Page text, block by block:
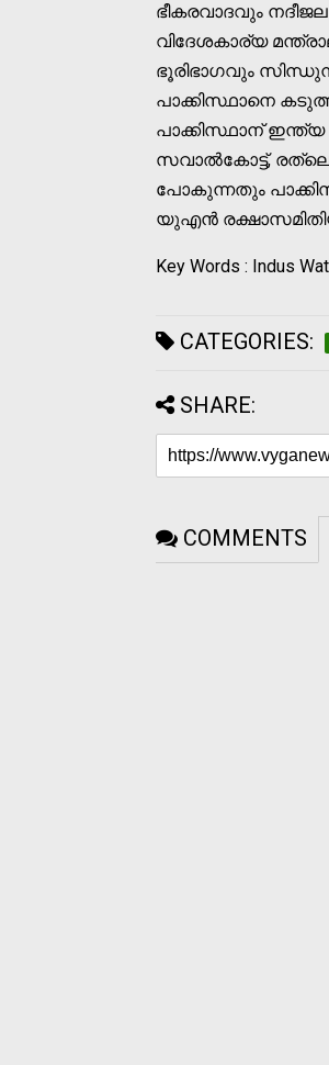
ഭീകരവാദവും
വിദേശകാര്യ
ഭൂരിഭാഗവും
പാക്കിസ്ഥാനെ
പാക്കിസ്ഥാന് ഇന്ത്യ
സവാൽകോട്ട്,
പോകുന്നതും
യുഎൻ
Key Words : Indus
CATEGORIES:
SHARE:
COMMENTS